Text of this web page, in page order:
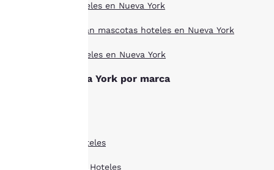
Larga estancia hoteles en Nueva York
Hoteles que aceptan mascotas hoteles en Nueva York
Mejor valorado hoteles en Nueva York
Hoteles en Nueva York por marca
Comfort Suites Hoteles
Country Inn Suites Hoteles
incluidas cookies